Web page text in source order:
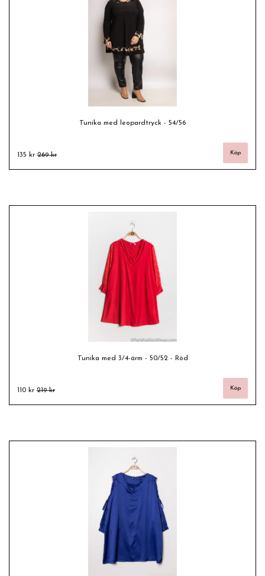
Tunika med leopardtryck - 54/56
135 kr 269 kr
Tunika med 3/4-ärm - 50/52 - Röd
110 kr 219 kr